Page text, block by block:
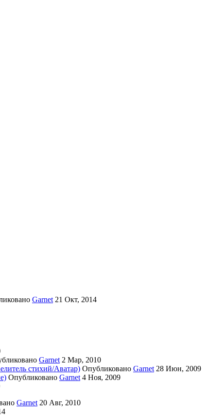
Garnet 21 Окт, 2014
Garnet 2 Мар, 2010
стихий/Аватар) Опубликовано Garnet 28 Июн, 2009
Опубликовано Garnet 4 Ноя, 2009
Garnet 20 Авг, 2010